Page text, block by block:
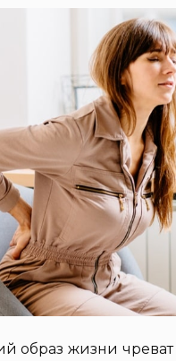
образ жизни